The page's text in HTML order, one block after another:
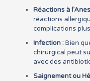
Réactions à
réactions
complications
Infection :Bien
chirurgical peut
avec des
Saignement ou